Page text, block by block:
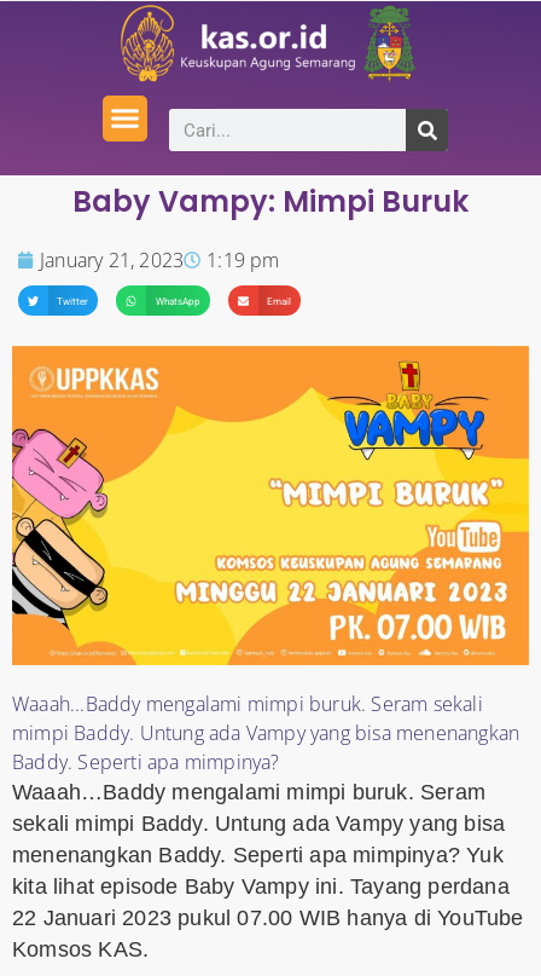
Baby Vampy: Mimpi Buruk
January 21, 2023 1:19 pm
Twitter WhatsApp Email
Waaah...Baddy mengalami mimpi buruk. Seram sekali
mimpi Baddy. Untung ada Vampy yang bisa menenangkan
Baddy. Seperti apa mimpinya?
Waaah…Baddy mengalami mimpi buruk. Seram
sekali mimpi Baddy. Untung ada Vampy yang bisa
menenangkan Baddy. Seperti apa mimpinya? Yuk
kita lihat episode Baby Vampy ini. Tayang perdana
22 Januari 2023 pukul 07.00 WIB hanya di YouTube
Komsos KAS.